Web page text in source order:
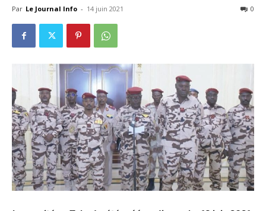
Par Le Journal Info - 14 juin 2021 0